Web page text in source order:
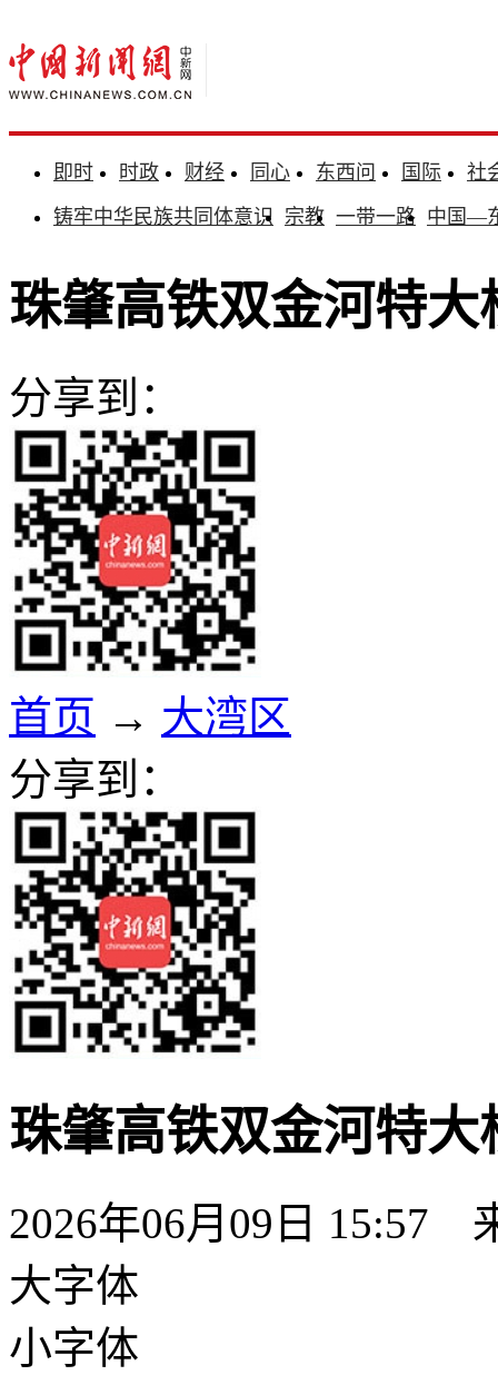
即时 时政 财经 同心 东西问 国际
社
铸牢中华民族共同体意识 宗教 一带一路 中国—
珠肇高铁双金河特
分享到：
首页 → 大湾区
分享到：
珠肇高铁双金河特
2026年06月09日 15:57
大字体
小字体